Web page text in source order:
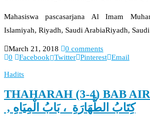
Mahasiswa pascasarjana Al Imam
Islamiyah, Riyadh, Saudi ArabiaRiyadh,
March 21, 2018
0 comments
0
Facebook Twitter Pinterest Email
Hadits
THAHARAH (3-4) BAB
, كِتَابُ الطَّهَارَةِ ، بَابُ الْمِيَاهِ